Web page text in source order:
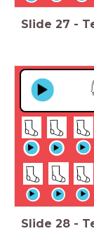
Slide 27 -
Slide 28 -